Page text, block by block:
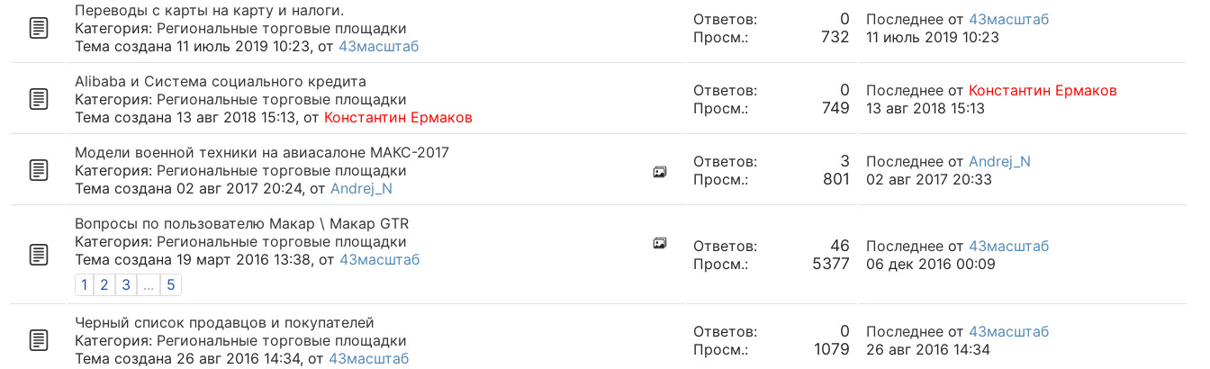
Переводы с карты на карту и налоги.
Категория: Региональные торговые площадки
Тема создана 11 июль 2019 10:23, от 43масштаб
Ответов: 0
Просм.: 732
Последнее от 43масштаб
11 июль 2019 10:23
Alibaba и Система социального кредита
Категория: Региональные торговые площадки
Тема создана 13 авг 2018 15:13, от Константин Ермаков
Ответов: 0
Просм.: 749
Последнее от Константин Ермаков
13 авг 2018 15:13
Модели военной техники на авиасалоне МАКС-2017
Категория: Региональные торговые площадки
Тема создана 02 авг 2017 20:24, от Andrej_N
Ответов: 3
Просм.: 801
Последнее от Andrej_N
02 авг 2017 20:33
Вопросы по пользователю Макар \ Макар GTR
Категория: Региональные торговые площадки
Тема создана 19 март 2016 13:38, от 43масштаб
1
2 3 ... 5
Ответов: 46
Просм.: 5377
Последнее от 43масштаб
06 дек 2016 00:09
Черный список продавцов и покупателей
Категория: Региональные торговые площадки
Тема создана 26 авг 2016 14:34, от 43масштаб
Ответов: 0
Просм.: 1079
Последнее от 43масштаб
26 авг 2016 14:34